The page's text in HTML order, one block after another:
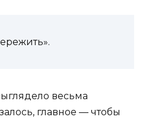
весьма
главное — чтобы